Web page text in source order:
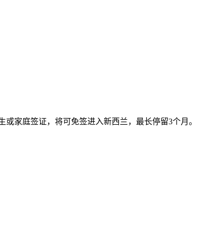
家庭签证，将可免签进入新西兰，最长停留3个月。